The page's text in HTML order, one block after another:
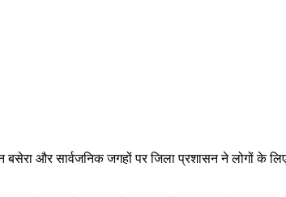
और सार्वजनिक जगहों पर जिला प्रशासन ने लोगों के